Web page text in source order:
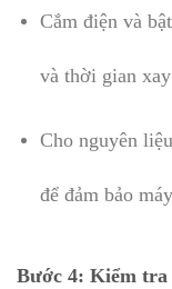
Cắm điện và
và thời gian
Cho nguyên
để đảm bảo
Bước 4: Kiểm tra